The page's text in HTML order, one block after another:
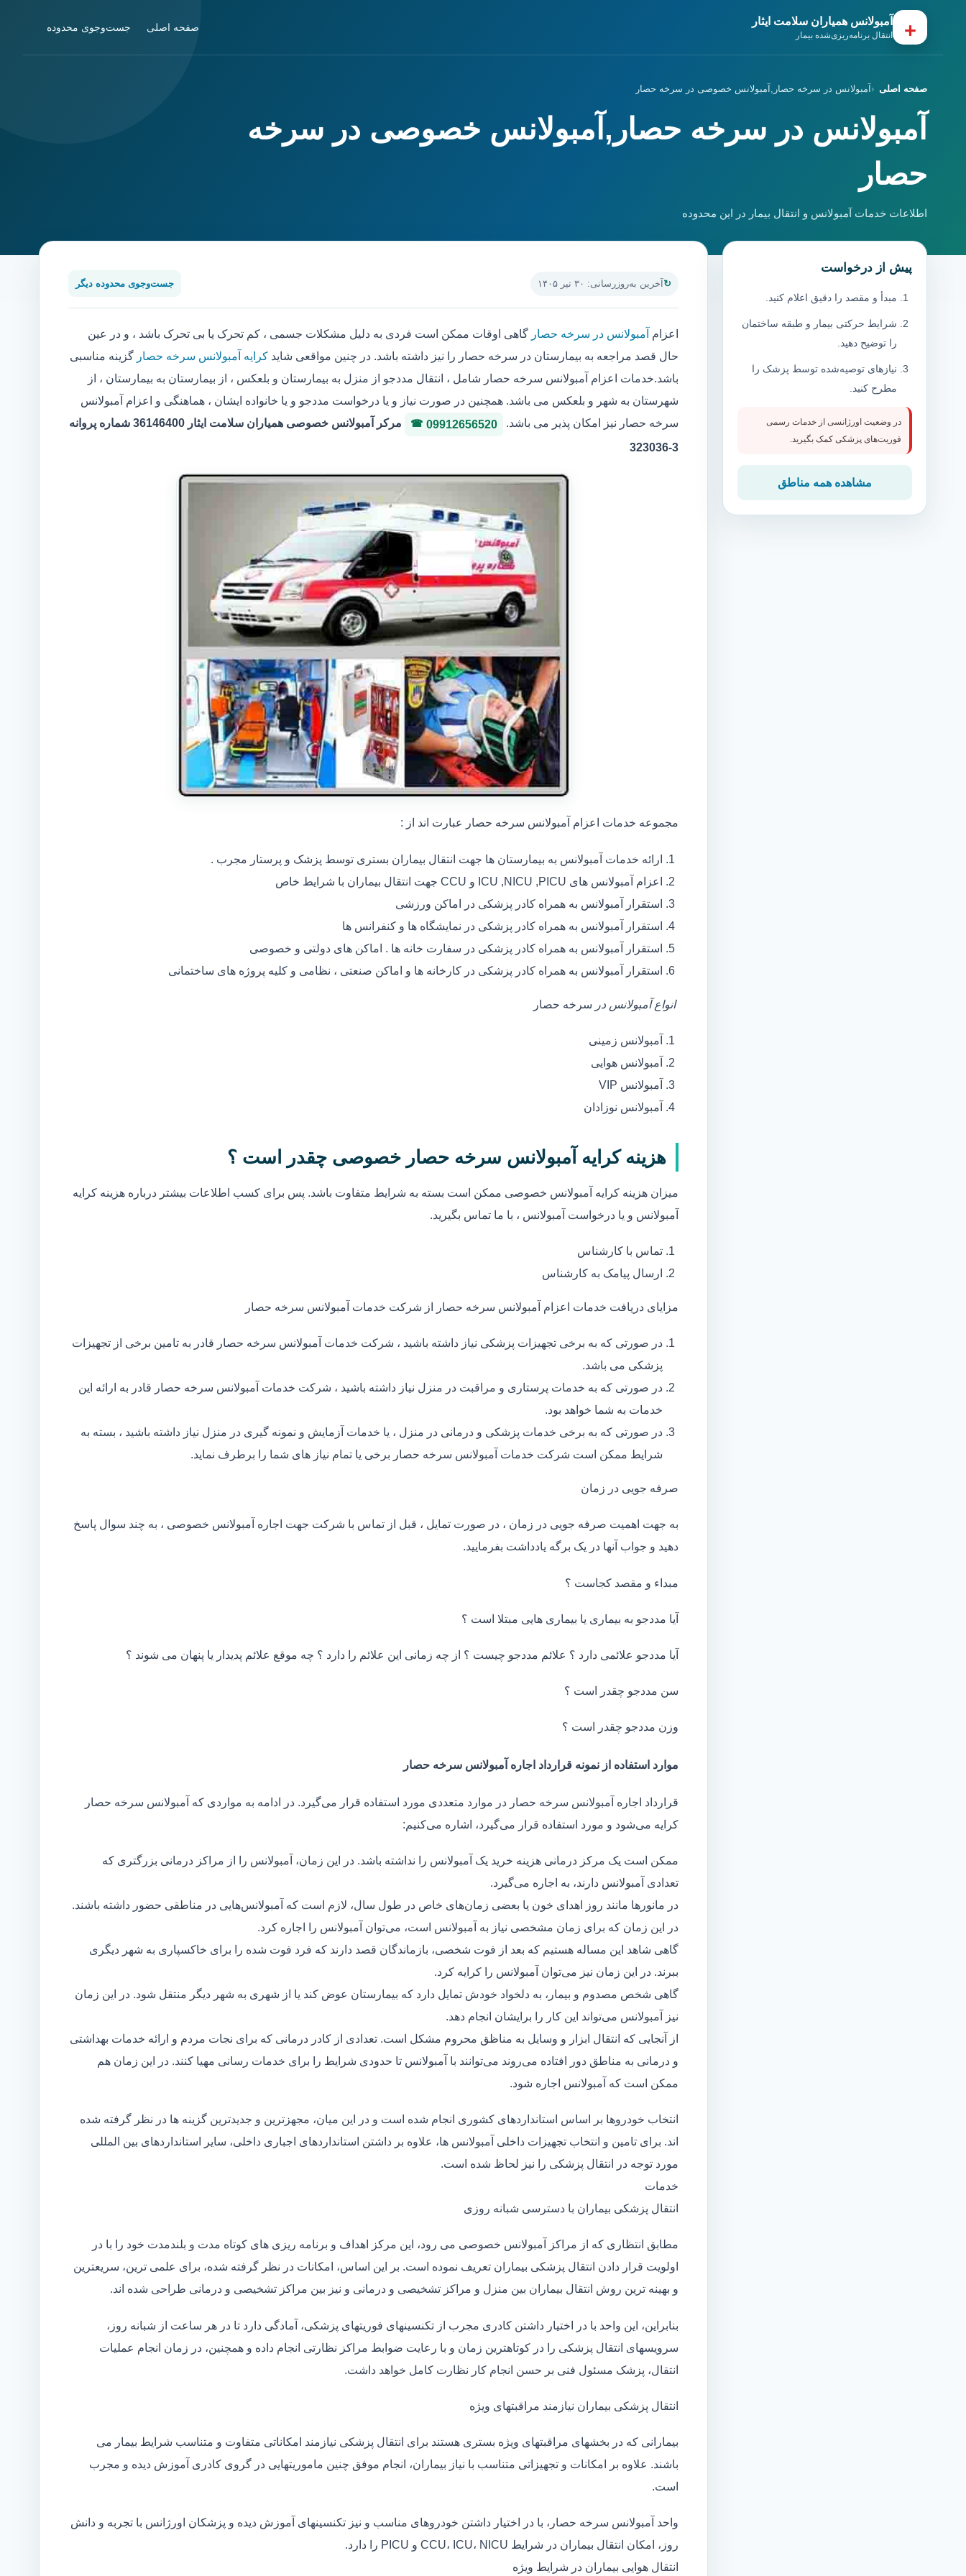
+ آمبولانس همیاران سلامت ایثار
انتقال برنامه‌ریزی‌شده بیمار
صفحه اصلی جست‌وجوی محدوده
صفحه اصلی آمبولانس در سرخه حصار,آمبولانس خصوصی در سرخه حصار
آمبولانس در سرخه حصار,آمبولانس خصوصی در سرخه
حصار
اطلاعات خدمات آمبولانس و انتقال بیمار در این محدوده
آخرین به‌روزرسانی: ۳۰ تیر ۱۴۰۵ جست‌وجوی محدوده دیگر
اعزام آمبولانس در سرخه حصار گاهی اوقات ممکن است فردی به دلیل مشکلات جسمی ، کم تحرک یا بی تحرک باشد ، و در عین
حال قصد مراجعه به بیمارستان در سرخه حصار را نیز داشته باشد. در چنین مواقعی شاید کرایه آمبولانس سرخه حصار گزینه مناسبی
باشد.خدمات اعزام آمبولانس سرخه حصار شامل ، انتقال مددجو از منزل به بیمارستان و بلعکس ، از بیمارستان به بیمارستان ، از
شهرستان به شهر و بلعکس می باشد. همچنین در صورت نیاز و یا درخواست مددجو و یا خانواده ایشان ، هماهنگی و اعزام آمبولانس
سرخه حصار نیز امکان پذیر می باشد.
09912656520
مرکر آمبولانس خصوصی همیاران سلامت ایثار 36146400 شماره پروانه
3-323036
مجموعه خدمات اعزام آمبولانس سرخه حصار عبارت اند از :
ارائه خدمات آمبولانس به بیمارستان ها جهت انتقال بیماران بستری توسط پزشک و پرستار مجرب .
اعزام آمبولانس های ICU ,NICU ,PICU و CCU جهت انتقال بیماران با شرایط خاص
استقرار آمبولانس به همراه کادر پزشکی در اماکن ورزشی
استقرار آمبولانس به همراه کادر پزشکی در نمایشگاه ها و کنفرانس ها
استقرار آمبولانس به همراه کادر پزشکی در سفارت خانه ها . اماکن های دولتی و خصوصی
استقرار آمبولانس به همراه کادر پزشکی در کارخانه ها و اماکن صنعتی ، نظامی و کلیه پروژه های ساختمانی
انواع آمبولانس در سرخه حصار
آمبولانس زمینی
آمبولانس هوایی
آمبولانس VIP
آمبولانس نوزادان
هزینه کرایه آمبولانس سرخه حصار خصوصی چقدر است ؟
میزان هزینه کرایه آمبولانس خصوصی ممکن است بسته به شرایط متفاوت باشد. پس برای کسب اطلاعات بیشتر درباره هزینه کرایه
آمبولانس و یا درخواست آمبولانس ، با ما تماس بگیرید.
تماس با کارشناس
ارسال پیامک به کارشناس
مزایای دریافت خدمات اعزام آمبولانس سرخه حصار از شرکت خدمات آمبولانس سرخه حصار
در صورتی که به برخی تجهیزات پزشکی نیاز داشته باشید ، شرکت خدمات آمبولانس سرخه حصار قادر به تامین برخی از تجهیزات
پزشکی می باشد.
در صورتی که به خدمات پرستاری و مراقبت در منزل نیاز داشته باشید ، شرکت خدمات آمبولانس سرخه حصار قادر به ارائه این
خدمات به شما خواهد بود.
در صورتی که به برخی خدمات پزشکی و درمانی در منزل ، یا خدمات آزمایش و نمونه گیری در منزل نیاز داشته باشید ، بسته به
شرایط ممکن است شرکت خدمات آمبولانس سرخه حصار برخی یا تمام نیاز های شما را برطرف نماید.
صرفه جویی در زمان
به جهت اهمیت صرفه جویی در زمان ، در صورت تمایل ، قبل از تماس با شرکت جهت اجاره آمبولانس خصوصی ، به چند سوال پاسخ
دهید و جواب آنها در یک برگه یادداشت بفرمایید.
مبداء و مقصد کجاست ؟
آیا مددجو به بیماری یا بیماری هایی مبتلا است ؟
آیا مددجو علائمی دارد ؟ علائم مددجو چیست ؟ از چه زمانی این علائم را دارد ؟ چه موقع علائم پدیدار یا پنهان می شوند ؟
سن مددجو چقدر است ؟
وزن مددجو چقدر است ؟
موارد استفاده از نمونه قرارداد اجاره آمبولانس سرخه حصار
قرارداد اجاره آمبولانس سرخه حصار در موارد متعددی مورد استفاده قرار می‌گیرد. در ادامه به مواردی که آمبولانس سرخه حصار
کرایه می‌شود و مورد استفاده قرار می‌گیرد، اشاره می‌کنیم:
ممکن است یک مرکز درمانی هزینه خرید یک آمبولانس را نداشته باشد. در این زمان، آمبولانس را از مراکز درمانی بزرگتری که
تعدادی آمبولانس دارند، به اجاره می‌گیرد.
در مانور‌ها مانند روز اهدای خون یا بعضی زمان‌های خاص در طول سال، لازم است که آمبولانس‌هایی در مناطقی حضور داشته باشند.
در این زمان که برای زمان مشخصی نیاز به آمبولانس است، می‌توان آمبولانس را اجاره کرد.
گاهی شاهد این مساله هستیم که بعد از فوت شخصی، بازماندگان قصد دارند که فرد فوت شده را برای خاکسپاری به شهر دیگری
ببرند. در این زمان نیز می‌توان آمبولانس را کرایه کرد.
گاهی شخص مصدوم و بیمار، به دلخواد خودش تمایل دارد که بیمارستان عوض کند یا از شهری به شهر دیگر منتقل شود. در این زمان
نیز آمبولانس می‌تواند این کار را برایشان انجام دهد.
از آنجایی که انتقال ابزار و وسایل به مناظق محروم مشکل است. تعدادی از کادر درمانی که برای نجات مردم و ارائه خدمات بهداشتی
و درمانی به مناطق دور افتاده می‌روند می‌توانند با آمبولانس تا حدودی شرایط را برای خدمات رسانی مهیا کنند. در این زمان هم
ممکن است که آمبولانس اجاره شود.
انتخاب خودروها بر اساس استانداردهای کشوری انجام شده است و در این میان، مجهزترین و جدیدترین گزینه ها در نظر گرفته شده
اند. برای تامین و انتخاب تجهیزات داخلی آمبولانس ها، علاوه بر داشتن استانداردهای اجباری داخلی، سایر استانداردهای بین المللی
مورد توجه در انتقال پزشکی را نیز لحاظ شده است.
خدمات
انتقال پزشکی بیماران با دسترسی شبانه روزی
مطابق انتظاری که از مراکز آمبولانس خصوصی می رود، این مرکز اهداف و برنامه ریزی های کوتاه مدت و بلندمدت خود را با در
اولویت قرار دادن انتقال پزشکی بیماران تعریف نموده است. بر این اساس، امکانات در نظر گرفته شده، برای علمی ترین، سریعترین
و بهینه ترین روش انتقال بیماران بین منزل و مراکز تشخیصی و درمانی و نیز بین مراکز تشخیصی و درمانی طراحی شده اند.
بنابراین، این واحد با در اختیار داشتن کادری مجرب از تکنسینهای فوریتهای پزشکی، آمادگی دارد تا در هر ساعت از شبانه روز،
سرویسهای انتقال پزشکی را در کوتاهترین زمان و با رعایت ضوابط مراکز نظارتی انجام داده و همچنین، در زمان انجام عملیات
انتقال، پزشک مسئول فنی بر حسن انجام کار نظارت کامل خواهد داشت.
انتقال پزشکی بیماران نیازمند مراقبتهای ویژه
بیمارانی که در بخشهای مراقبتهای ویژه بستری هستند برای انتقال پزشکی نیازمند امکاناتی متفاوت و متناسب شرایط بیمار می
باشند. علاوه بر امکانات و تجهیزاتی متناسب با نیاز بیماران، انجام موفق چنین ماموریتهایی در گروی کادری آموزش دیده و مجرب
است.
واحد آمبولانس سرخه حصار، با در اختیار داشتن خودروهای مناسب و نیز تکنسینهای آموزش دیده و پزشکان اورژانس با تجربه و دانش
روز، امکان انتقال بیماران در شرایط CCU، ICU، NICU و PICU را دارد.
انتقال هوایی بیماران در شرایط ویژه
پیش از درخواست
مبدأ و مقصد را دقیق اعلام کنید.
شرایط حرکتی بیمار و طبقه ساختمان
را توضیح دهید.
نیازهای توصیه‌شده توسط پزشک را
مطرح کنید.
در وضعیت اورژانسی از خدمات رسمی
فوریت‌های پزشکی کمک بگیرید.
مشاهده همه مناطق